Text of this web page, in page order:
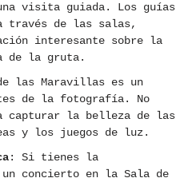
visita guiada. Los guías
través de las salas,
interesante sobre la
de la gruta.
las Maravillas es un
de la fotografía. No
capturar la belleza de las
y los juegos de luz.
: Si tienes la
concierto en la Sala de